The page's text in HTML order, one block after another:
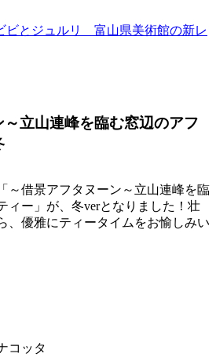
とジュルリ 富山県美術館の新レ
～立山連峰を臨む窓辺のアフ
～借景アフタヌーン～立山連峰を臨
ィー」が、冬verとなりました！壮
、優雅にティータイムをお愉しみい
コッタ